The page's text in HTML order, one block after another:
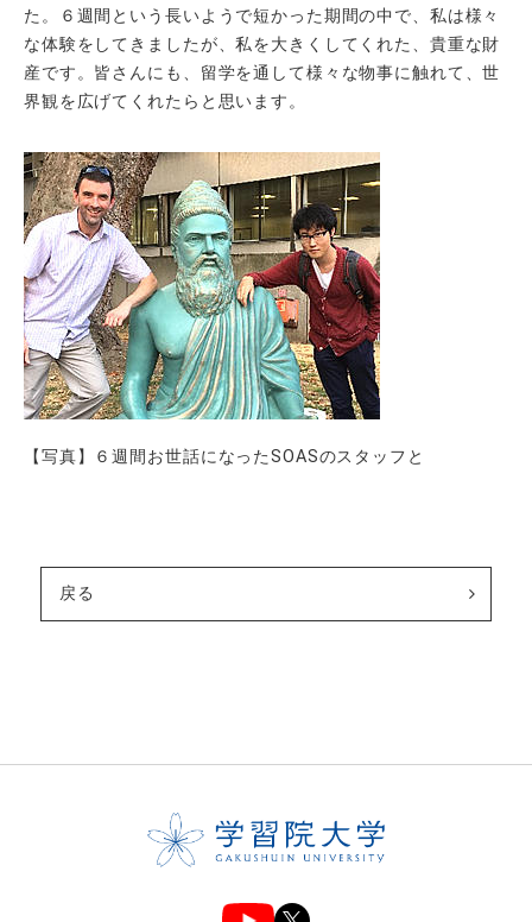
た。６週間という長いようで短かった期間の中で、私は様々
な体験をしてきましたが、私を大きくしてくれた、貴重な財
産です。皆さんにも、留学を通して様々な物事に触れて、世
界観を広げてくれたらと思います。
【写真】６週間お世話になったSOASのスタッフと
戻る